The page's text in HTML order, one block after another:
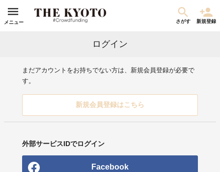
メニュー さがす 新規登録
ログイン
まだアカウントをお持ちでない方は、新規会員登録が必要で
す。
新規会員登録はこちら
外部サービスIDでログイン
Facebook